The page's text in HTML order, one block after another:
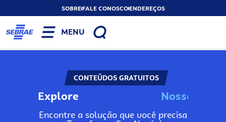
SOBREFALE CONOSCOENDEREÇOS
MENU
CONTEÚDOS GRATUITOS
Explore N os
N o
Encontre a solução que você precisa